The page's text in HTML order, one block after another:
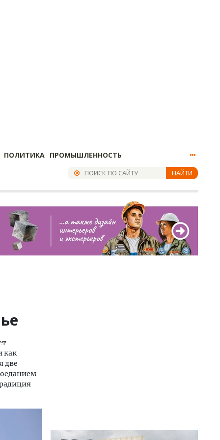
ПОЛИТИКА ПРОМЫШЛЕННОСТЬ
НАЙТИ
как
две